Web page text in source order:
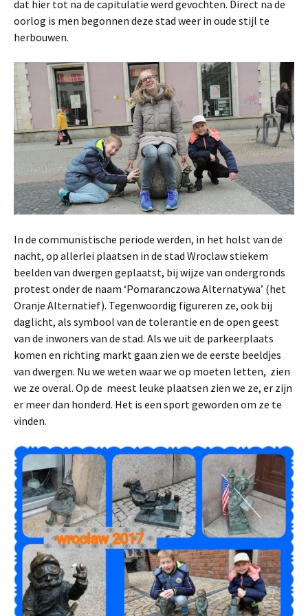
dat hier tot na de capitulatie werd gevochten. Direct na de
oorlog is men begonnen deze stad weer in oude stijl te
herbouwen.
In de communistische periode werden, in het holst van de
nacht, op allerlei plaatsen in de stad Wroclaw stiekem
beelden van dwergen geplaatst, bij wijze van ondergronds
protest onder de naam ‘Pomaranczowa Alternatywa’ (het
Oranje Alternatief). Tegenwoordig figureren ze, ook bij
daglicht, als symbool van de tolerantie en de open geest
van de inwoners van de stad. Als we uit de parkeerplaats
komen en richting markt gaan zien we de eerste beeldjes
van dwergen. Nu we weten waar we op moeten letten, zien
we ze overal. Op de meest leuke plaatsen zien we ze, er zijn
er meer dan honderd. Het is een sport geworden om ze te
vinden.